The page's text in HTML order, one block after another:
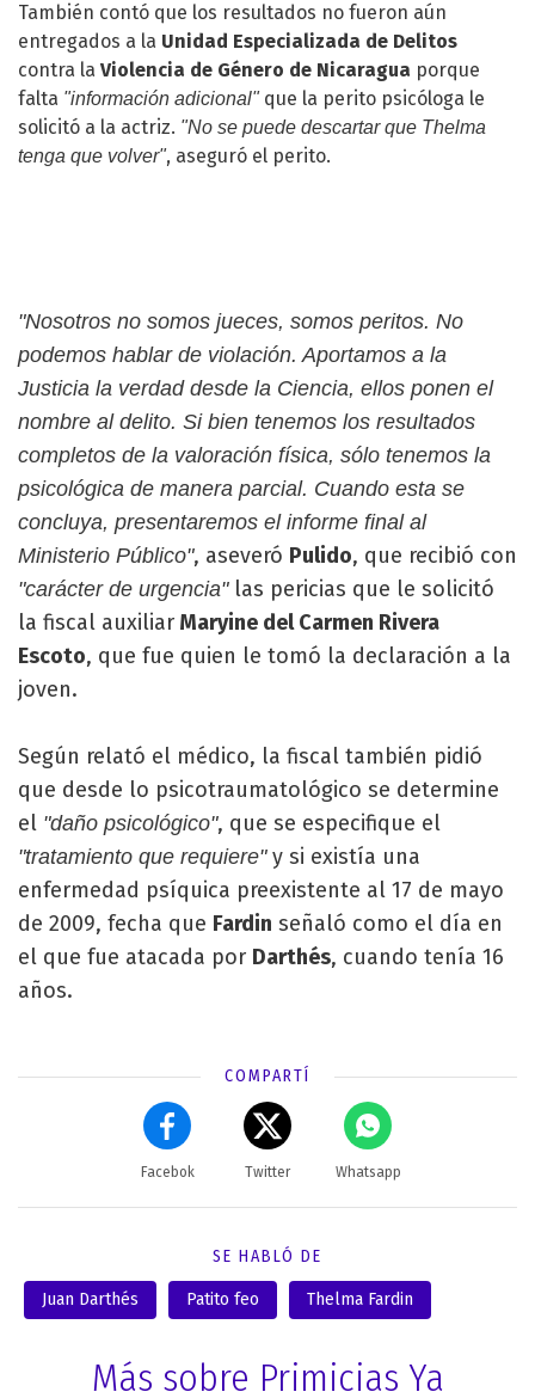
También contó que los resultados no fueron aún
entregados a la Unidad Especializada de Delitos
contra la Violencia de Género de Nicaragua porque
falta "información adicional"que la perito psicóloga le
solicitó a la actriz. "No se puede descartar que Thelma
tenga que volver", aseguró el perito.
"Nosotros no somos jueces, somos peritos. No
podemos hablar de violación. Aportamos a la
Justicia la verdad desde la Ciencia, ellos ponen el
nombre al delito. Si bien tenemos los resultados
completos de la valoración física, sólo tenemos la
psicológica de manera parcial. Cuando esta se
concluya, presentaremos el informe final al
Ministerio Público", aseveró Pulido, que recibió con
"carácter de urgencia"las pericias que le solicitó
la fiscal auxiliar Maryine del Carmen Rivera
Escoto, que fue quien le tomó la declaración a la
joven.
Según relató el médico, la fiscal también pidió
que desde lo psicotraumatológico se determine
el "daño psicológico", que se especifique el
"tratamiento que requiere"y si existía una
enfermedad psíquica preexistente al 17 de mayo
de 2009, fecha que Fardin señaló como el día en
el que fue atacada por Darthés, cuando tenía 16
años.
COMPARTÍ
Facebok Twitter Whatsapp
SE HABLÓ DE
Juan Darthés Patito feo Thelma Fardin
Más sobre Primicias Ya